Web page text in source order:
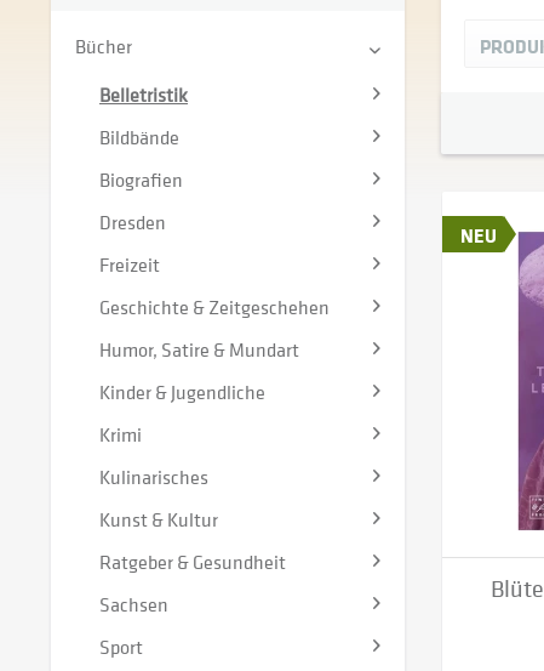
Bücher
Belletristik
Bildbände
Biografien
Dresden
Freizeit
Geschichte & Zeitgeschehen
Humor, Satire & Mundart
Kinder & Jugendliche
Krimi
Kulinarisches
Kunst & Kultur
Ratgeber & Gesundheit
Sachsen
Sport
NEU